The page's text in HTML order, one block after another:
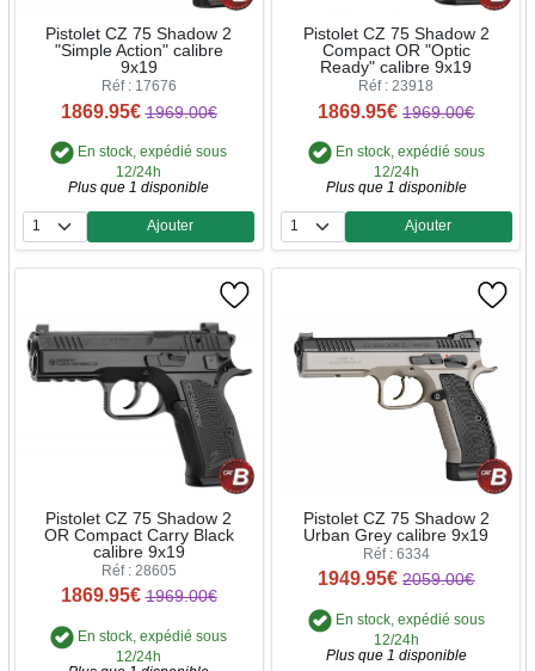
Pistolet CZ 75 Shadow 2
"Simple Action" calibre
9x19
Réf : 17676
1869.95€ 1969.00€
En stock, expédié sous
12/24h
Plus que 1 disponible
Quantité
Ajouter
Pistolet CZ 75 Shadow 2
Compact OR "Optic
Ready" calibre 9x19
Réf : 23918
1869.95€ 1969.00€
En stock, expédié sous
12/24h
Plus que 1 disponible
Quantité
Ajouter
Pistolet CZ 75 Shadow 2
OR Compact Carry Black
calibre 9x19
Réf : 28605
1869.95€ 1969.00€
En stock, expédié sous
12/24h
Pistolet CZ 75 Shadow 2
Urban Grey calibre 9x19
Réf : 6334
1949.95€ 2059.00€
En stock, expédié sous
12/24h
Plus que 1 disponible